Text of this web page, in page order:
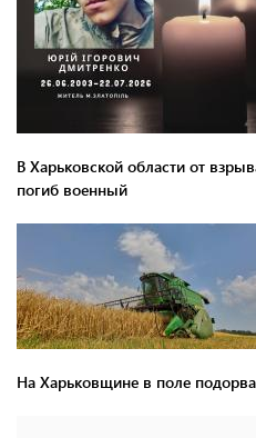
В Харьковской области от
погиб военный
На Харьковщине в поле